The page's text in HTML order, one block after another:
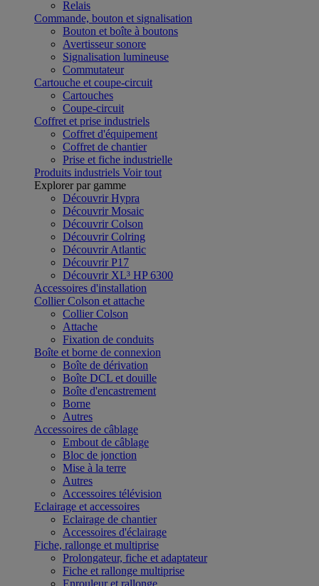
Relais
Commande, bouton et signalisation
Bouton et boîte à boutons
Avertisseur sonore
Signalisation lumineuse
Commutateur
Cartouche et coupe-circuit
Cartouches
Coupe-circuit
Coffret et prise industriels
Coffret d'équipement
Coffret de chantier
Prise et fiche industrielle
Produits industriels Voir tout
Explorer par gamme
Découvrir Hypra
Découvrir Mosaic
Découvrir Colson
Découvrir Colring
Découvrir Atlantic
Découvrir P17
Découvrir XL³ HP 6300
Accessoires d'installation
Collier Colson et attache
Collier Colson
Attache
Fixation de conduits
Boîte et borne de connexion
Boîte de dérivation
Boîte DCL et douille
Boîte d'encastrement
Borne
Autres
Accessoires de câblage
Embout de câblage
Bloc de jonction
Mise à la terre
Autres
Accessoires télévision
Eclairage et accessoires
Eclairage de chantier
Accessoires d'éclairage
Fiche, rallonge et multiprise
Prolongateur, fiche et adaptateur
Fiche et rallonge multiprise
Enrouleur et rallonge